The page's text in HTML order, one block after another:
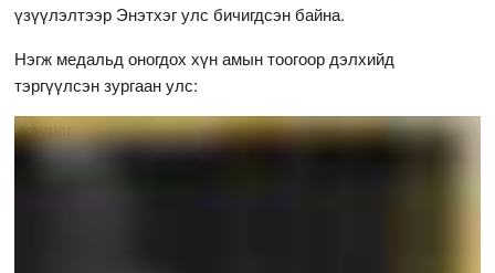
үзүүлэлтээр Энэтхэг улс бичигдсэн байна.
Нэгж медальд оногдох хүн амын тоогоор дэлхийд
тэргүүлсэн зургаан улс: